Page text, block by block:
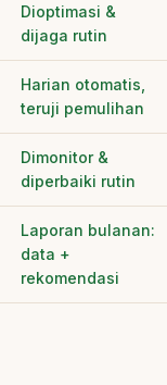
Dioptimasi &
dijaga rutin
Harian otomatis,
teruji pemulihan
Dimonitor &
diperbaiki rutin
Laporan bulanan:
data +
rekomendasi